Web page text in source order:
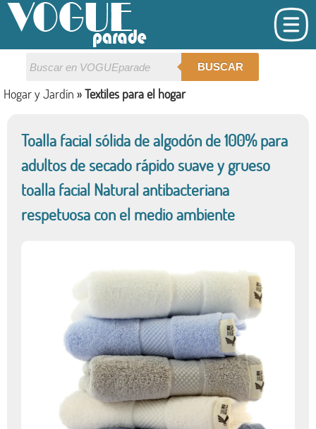
BUSCAR
Hogar y Jardín »Textiles para el hogar
Toalla facial sólida de algodón de 100% para
adultos de secado rápido suave y grueso
toalla facial Natural antibacteriana
respetuosa con el medio ambiente